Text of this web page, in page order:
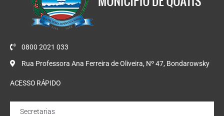
0800 2021 033
Rua Professora Ana Ferreira de Oliveira, Nº 47, Bondarowsky
ACESSO RÁPIDO
Secretarias